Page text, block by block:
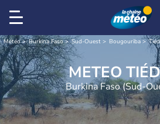
Météo Burkina Faso Sud-Ouest Bougouriba
METEO
Burkina Faso (Sud-